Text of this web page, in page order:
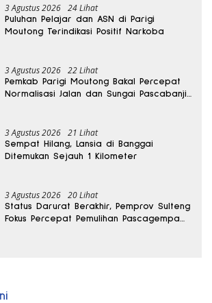
3 Agustus 2026 24 Lihat
Puluhan Pelajar dan ASN di Parigi
Moutong Terindikasi Positif Narkoba
3 Agustus 2026 22 Lihat
Pemkab Parigi Moutong Bakal Percepat
Normalisasi Jalan dan Sungai Pascabanjir
3 Agustus 2026 21 Lihat
Sempat Hilang, Lansia di Banggai
Ditemukan Sejauh 1 Kilometer
3 Agustus 2026 20 Lihat
Status Darurat Berakhir, Pemprov Sulteng
Fokus Percepat Pemulihan Pascagempa